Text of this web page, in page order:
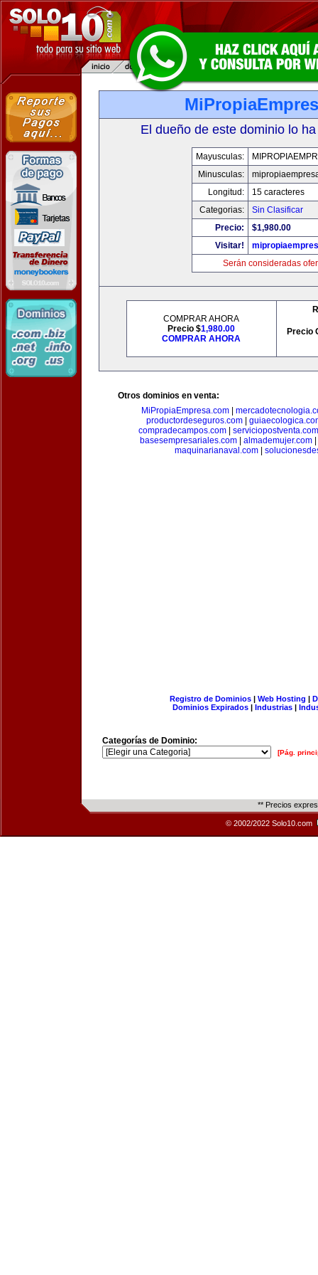
El dueño de este dominio lo
Mayusculas:
Minusculas:
Longitud:
15 caracteres
Categorias:
Sin Clasificar
Precio:
$1,980.00
Visitar!
Serán consideradas
COMPRAR AHORA
Precio $1,980.00
COMPRAR AHORA
Precio
Otros dominios en venta:
MiPropiaEmpresa.com
productordeseguros.com|
compradecampos.com| serviciopostventa.com
basesempresariales.com| almademujer.com|
maquinarianaval.com|
Registro de Dominios| Web Hosting |
Dominios Expirados | Industrias |
Categorías de Dominio:
[Pág.
** Precios
© 2002/2022 Solo10.com